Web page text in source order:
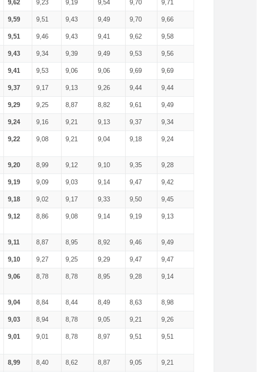
9,62 9,23 9,19 9,54 9,70 9,71
9,59 9,51 9,43 9,49 9,70 9,66
9,51 9,46 9,43 9,41 9,62 9,58
9,43 9,34 9,39 9,49 9,53 9,56
9,41 9,53 9,06 9,06 9,69 9,69
9,37 9,17 9,13 9,26 9,44 9,44
9,29 9,25 8,87 8,82 9,61 9,49
9,24 9,16 9,21 9,13 9,37 9,34
9,22 9,08 9,21 9,04 9,18 9,24
9,20 8,99 9,12 9,10 9,35 9,28
9,19 9,09 9,03 9,14 9,47 9,42
9,18 9,02 9,17 9,33 9,50 9,45
9,12 8,86 9,08 9,14 9,19 9,13
9,11 8,87 8,95 8,92 9,46 9,49
9,10 9,27 9,25 9,29 9,47 9,47
9,06 8,78 8,78 8,95 9,28 9,14
9,04 8,84 8,44 8,49 8,63 8,98
9,03 8,94 8,78 9,05 9,21 9,26
9,01 9,01 8,78 8,97 9,51 9,51
8,99 8,40 8,62 8,87 9,05 9,21